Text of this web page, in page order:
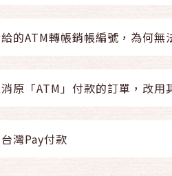
的ATM轉帳銷帳編號，為何無
原「ATM」付款的訂單，改用
灣Pay付款